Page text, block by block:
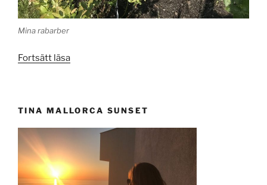
Mina rabarber
Fortsätt läsa”Maj
en
aning
stressig
och
mysig”
TINA MALLORCA SUNSET